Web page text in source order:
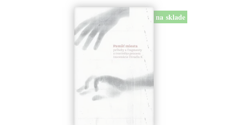
na sklade